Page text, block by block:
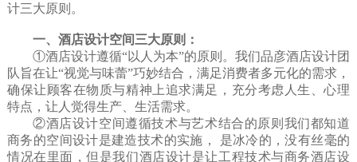
计三大原则。
一、酒店设计空间三大原则：
①酒店设计遵循“以人为本”的原则。我们品彦酒店设计团
队旨在让“视觉与味蕾”巧妙结合，满足消费者多元化的需求，
确保让顾客在物质与精神上追求满足，充分考虑人生、心理
特点，让人觉得生产、生活需求。
②酒店设计空间遵循技术与艺术结合的原则我们都知道
商务的空间设计是建造技术的实施， 是冰冷的，没有丝毫的
情况在里面，但是我们酒店设计是让工程技术与商务酒店设